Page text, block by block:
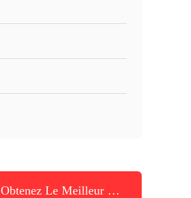
Obtenez Le Meilleur Prix